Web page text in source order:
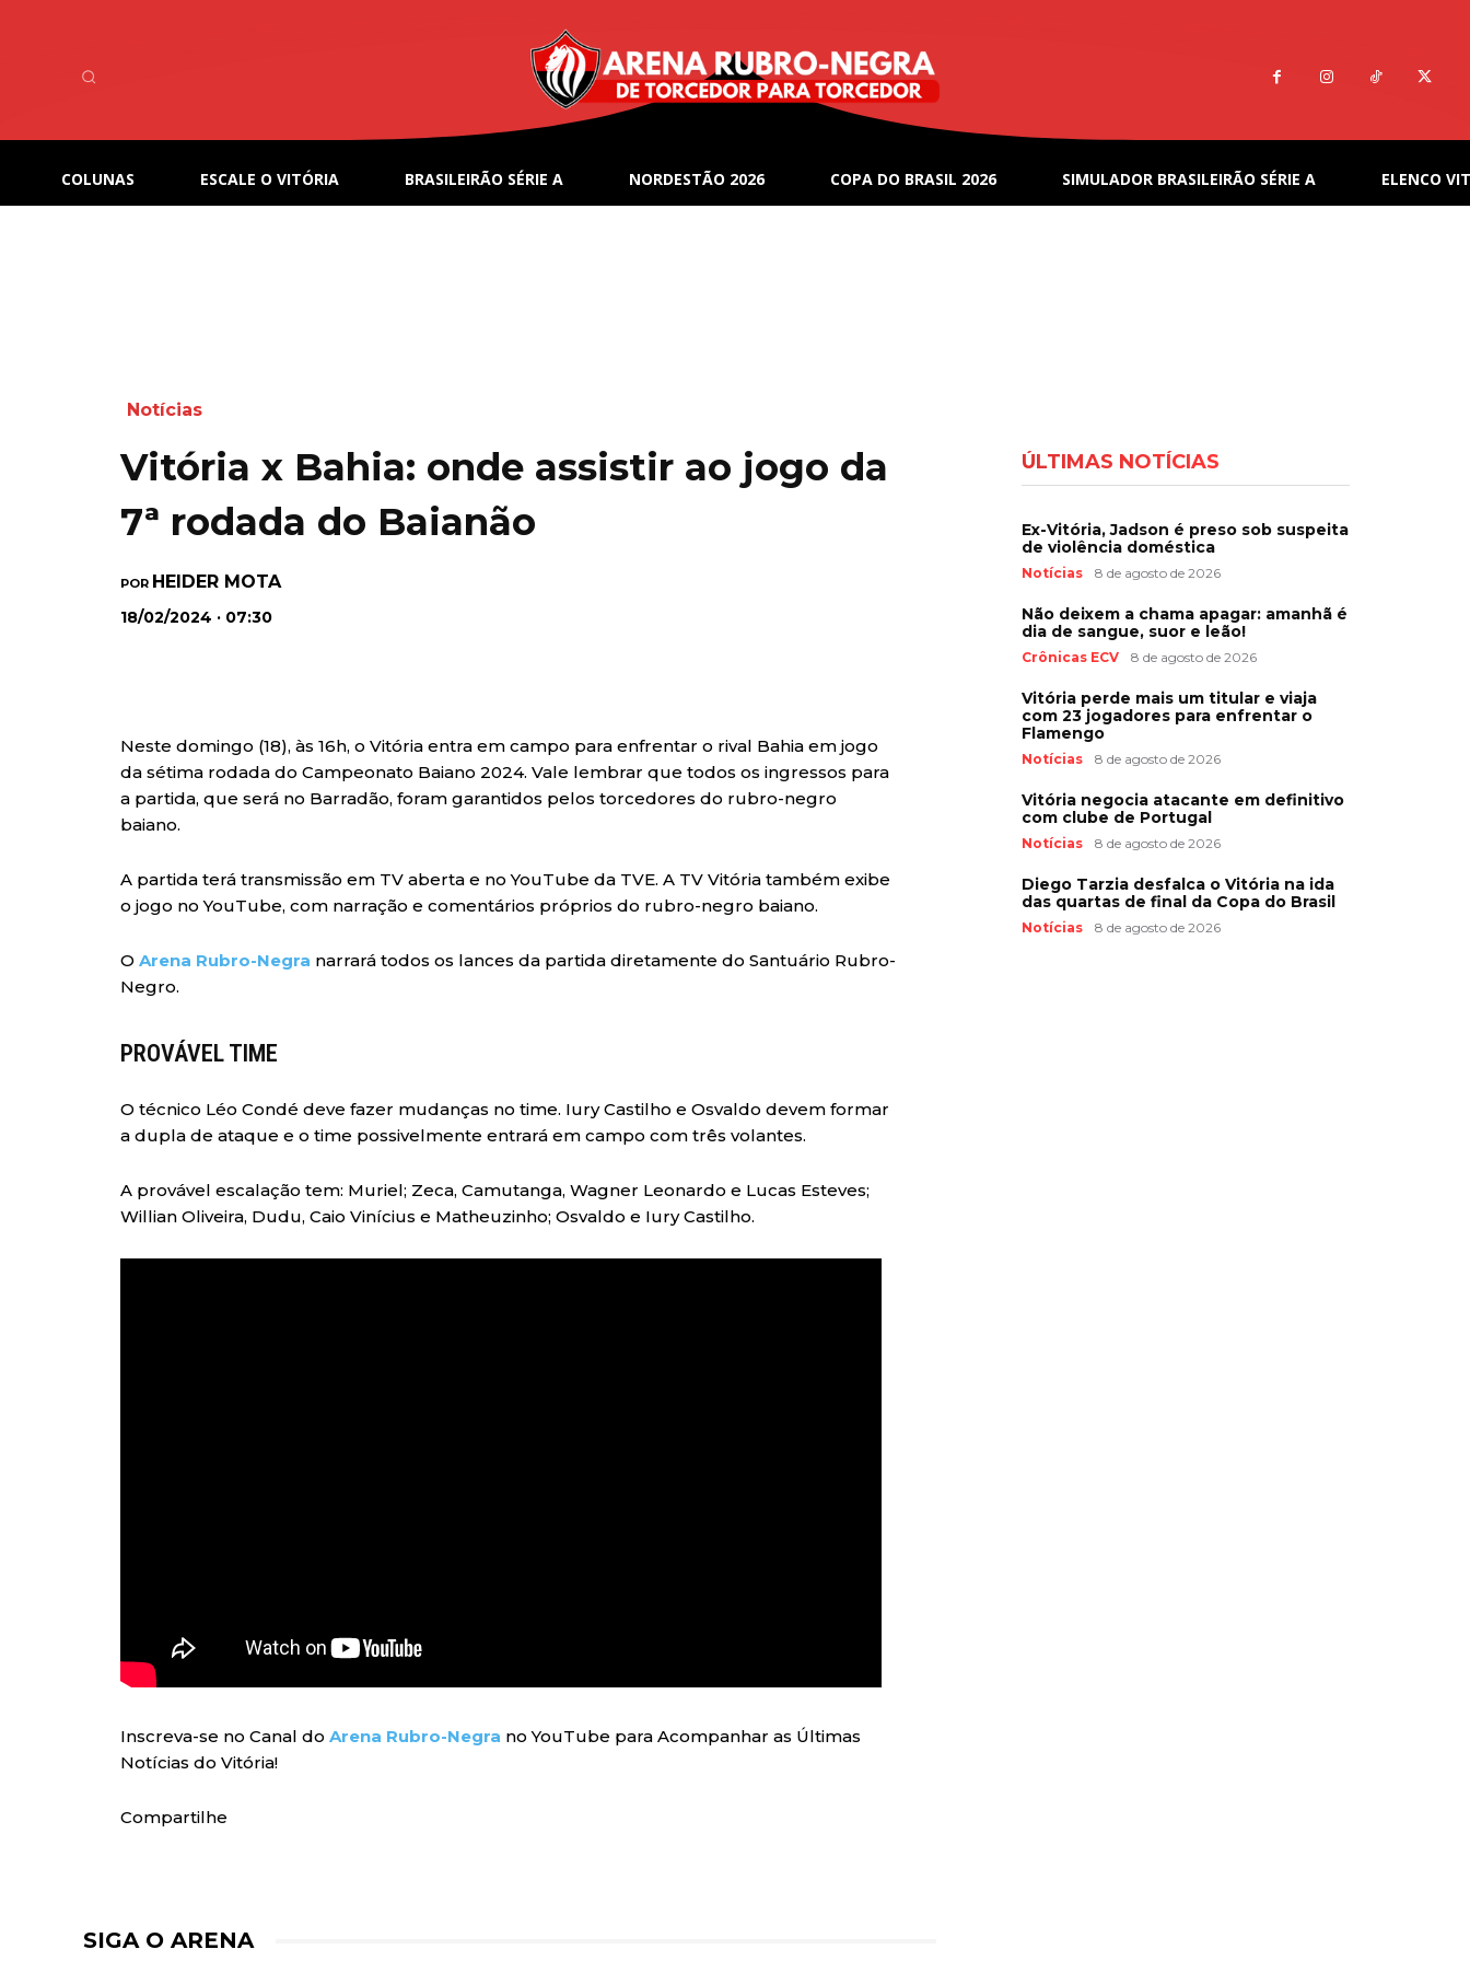
COLUNAS ESCALE O VITÓRIA BRASILEIRÃO SÉRIE A NORDESTÃO 2026 COPA DO BRASIL 2026 SIMULADOR BRASILEIRÃO SÉRIE A ELENCO
Notícias
Vitória x Bahia: onde assistir ao jogo da
7ª rodada do Baianão
POR HEIDER MOTA
18/02/2024 · 07:30
Neste domingo (18), às 16h, o Vitória entra em campo para enfrentar o rival Bahia em jogo
da sétima rodada do Campeonato Baiano 2024. Vale lembrar que todos os ingressos para
a partida, que será no Barradão, foram garantidos pelos torcedores do rubro-negro
baiano.
A partida terá transmissão em TV aberta e no YouTube da TVE. A TV Vitória também exibe
o jogo no YouTube, com narração e comentários próprios do rubro-negro baiano.
O Arena Rubro-Negra narrará todos os lances da partida diretamente do Santuário Rubro-
Negro.
PROVÁVEL TIME
O técnico Léo Condé deve fazer mudanças no time. Iury Castilho e Osvaldo devem formar
a dupla de ataque e o time possivelmente entrará em campo com três volantes.
A provável escalação tem: Muriel; Zeca, Camutanga, Wagner Leonardo e Lucas Esteves;
Willian Oliveira, Dudu, Caio Vinícius e Matheuzinho; Osvaldo e Iury Castilho.
Inscreva-se no Canal do Arena Rubro-Negra no YouTube para Acompanhar as Últimas
Notícias do Vitória!
Compartilhe
SIGA O ARENA
ÚLTIMAS NOTÍCIAS
Ex-Vitória, Jadson é preso sob suspeita
de violência doméstica
Notícias 8 de agosto de 2026
Não deixem a chama apagar: amanhã é
dia de sangue, suor e leão!
Crônicas ECV 8 de agosto de 2026
Vitória perde mais um titular e viaja
com 23 jogadores para enfrentar o
Flamengo
Notícias 8 de agosto de 2026
Vitória negocia atacante em definitivo
com clube de Portugal
Notícias 8 de agosto de 2026
Diego Tarzia desfalca o Vitória na ida
das quartas de final da Copa do Brasil
Notícias 8 de agosto de 2026